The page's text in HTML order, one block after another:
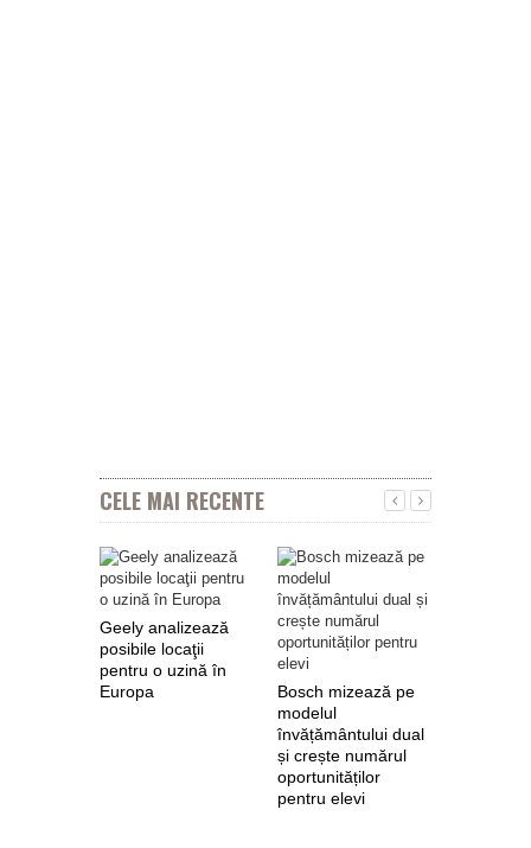
CELE MAI RECENTE
Geely analizează
posibile locaţii
pentru o uzină în
Europa
Bosch mizează pe
modelul
învățământului dual
și crește numărul
oportunităților
pentru elevi